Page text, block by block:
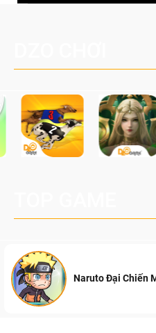
Naruto Đại Chiến